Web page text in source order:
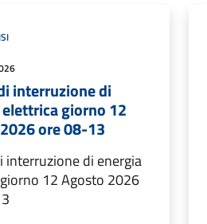
interruzione di
giorno 12
ore 08-13
interruzione di energia
12 Agosto 2026